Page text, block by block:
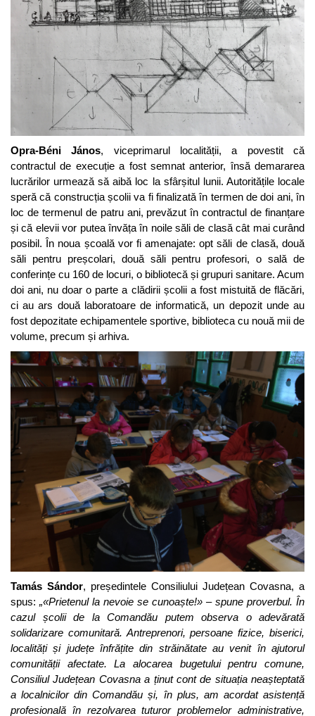
Opra-Béni János, viceprimarul localității, a povestit că
contractul de execuție a fost semnat anterior, însă demararea
lucrărilor urmează să aibă loc la sfârșitul lunii. Autoritățile locale
speră că construcția școlii va fi finalizată în termen de doi ani, în
loc de termenul de patru ani, prevăzut în contractul de finanțare
și că elevii vor putea învăța în noile săli de clasă cât mai curând
posibil. În noua școală vor fi amenajate: opt săli de clasă, două
săli pentru preșcolari, două săli pentru profesori, o sală de
conferințe cu 160 de locuri, o bibliotecă și grupuri sanitare. Acum
doi ani, nu doar o parte a clădirii școlii a fost mistuită de flăcări,
ci au ars două laboratoare de informatică, un depozit unde au
fost depozitate echipamentele sportive, biblioteca cu nouă mii de
volume, precum și arhiva.
Tamás Sándor, președintele Consiliului Județean Covasna, a
spus: „«Prietenul la nevoie se cunoaște!» – spune proverbul. În
cazul școlii de la Comandău putem observa o adevărată
solidarizare comunitară. Antreprenori, persoane fizice, biserici,
localități și județe înfrățite din străinătate au venit în ajutorul
comunității afectate. La alocarea bugetului pentru comune,
Consiliul Județean Covasna a ținut cont de situația neașteptată
a localnicilor din Comandău și, în plus, am acordat asistență
profesională în rezolvarea tuturor problemelor administrative,